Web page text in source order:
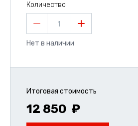
Количество
1
Нет в наличии
Итоговая стоимость
12 850